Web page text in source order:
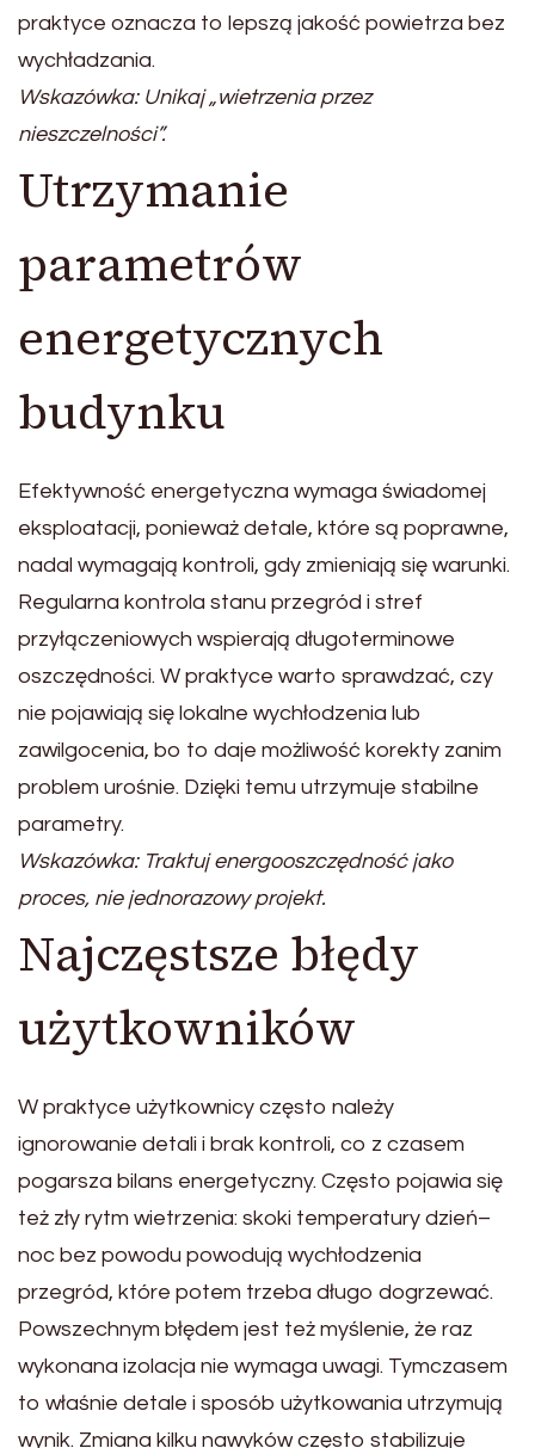
praktyce oznacza to lepszą jakość powietrza bez
wychładzania.
Wskazówka: Unikaj „wietrzenia przez
nieszczelności”.
Utrzymanie
parametrów
energetycznych
budynku
Efektywność energetyczna wymaga świadomej
eksploatacji, ponieważ detale, które są poprawne,
nadal wymagają kontroli, gdy zmieniają się warunki.
Regularna kontrola stanu przegród i stref
przyłączeniowych wspierają długoterminowe
oszczędności. W praktyce warto sprawdzać, czy
nie pojawiają się lokalne wychłodzenia lub
zawilgocenia, bo to daje możliwość korekty zanim
problem urośnie. Dzięki temu utrzymuje stabilne
parametry.
Wskazówka: Traktuj energooszczędność jako
proces, nie jednorazowy projekt.
Najczęstsze błędy
użytkowników
W praktyce użytkownicy często należy
ignorowanie detali i brak kontroli, co z czasem
pogarsza bilans energetyczny. Często pojawia się
też zły rytm wietrzenia: skoki temperatury dzień–
noc bez powodu powodują wychłodzenia
przegród, które potem trzeba długo dogrzewać.
Powszechnym błędem jest też myślenie, że raz
wykonana izolacja nie wymaga uwagi. Tymczasem
to właśnie detale i sposób użytkowania utrzymują
wynik. Zmiana kilku nawyków często stabilizuje